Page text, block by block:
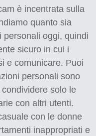
è incentrata sulla
quanto sia
personali oggi, quindi
sicuro in cui i
e comunicare. Puoi
personali sono
solo le
con altri utenti.
con le donne
inappropriati e